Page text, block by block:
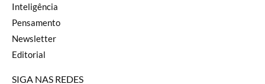
Inteligência
Pensamento
Newsletter
Editorial
SIGA NAS REDES